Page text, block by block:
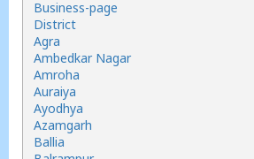
Business-page
District
Agra
Ambedkar Nagar
Amroha
Auraiya
Ayodhya
Azamgarh
Ballia